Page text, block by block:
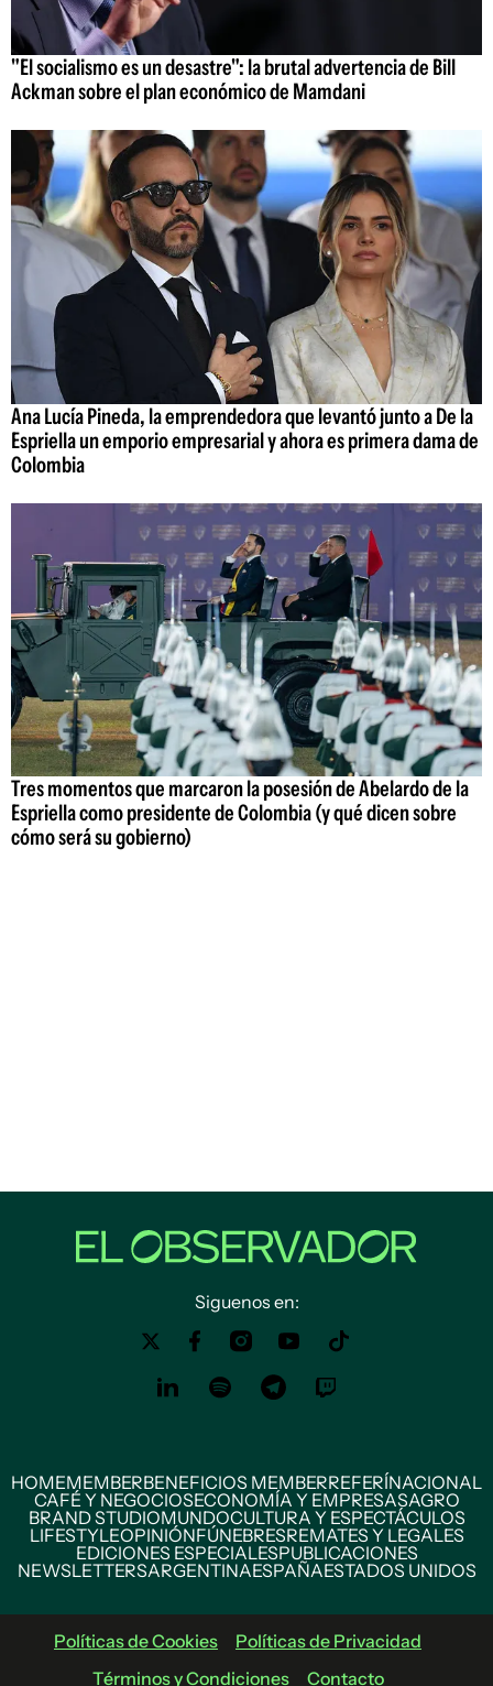
"El socialismo es un desastre": la brutal advertencia de Bill
Ackman sobre el plan económico de Mamdani
Ana Lucía Pineda, la emprendedora que levantó junto a De la
Espriella un emporio empresarial y ahora es primera dama de
Colombia
Tres momentos que marcaron la posesión de Abelardo de la
Espriella como presidente de Colombia (y qué dicen sobre
cómo será su gobierno)
Siguenos en:
HOMEMEMBERBENEFICIOS MEMBERREFERÍNACIONAL
CAFÉ Y NEGOCIOSECONOMÍA Y EMPRESASAGRO
BRAND STUDIOMUNDOCULTURA Y ESPECTÁCULOS
LIFESTYLEOPINIÓNFÚNEBRESREMATES Y LEGALES
EDICIONES ESPECIALESPUBLICACIONES
NEWSLETTERSARGENTINAESPAÑAESTADOS UNIDOS
Políticas de Cookies
Políticas de Privacidad
Términos y Condiciones
Contacto